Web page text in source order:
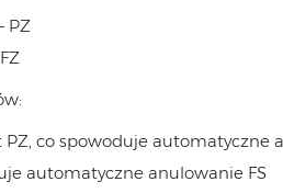
PZ
co spowoduje automatyczne
automatyczne anulowanie FS